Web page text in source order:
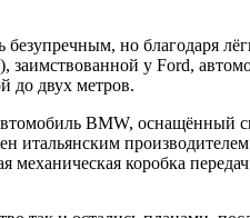
безупречным, но благодаря
заимствованной у Ford,
до двух метров.
BMW, оснащённый
итальянским
механическая коробка